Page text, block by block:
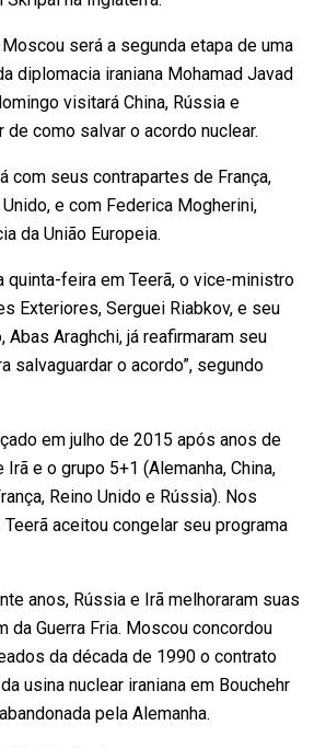
será a segunda etapa de uma
diplomacia iraniana Mohamad Javad
visitará China, Rússia e
de como salvar o acordo nuclear.
com seus contrapartes de França,
e com Federica Mogherini,
da União Europeia.
quinta-feira em Teerã, o vice-ministro
Exteriores, Serguei Riabkov, e seu
Abas Araghchi, já reafirmaram seu
salvaguardar o acordo”, segundo
em julho de 2015 após anos de
e o grupo 5+1 (Alemanha, China,
Reino Unido e Rússia). Nos
aceitou congelar seu programa
anos, Rússia e Irã melhoraram suas
da Guerra Fria. Moscou concordou
da década de 1990 o contrato
usina nuclear iraniana em Bouchehr
pela Alemanha.